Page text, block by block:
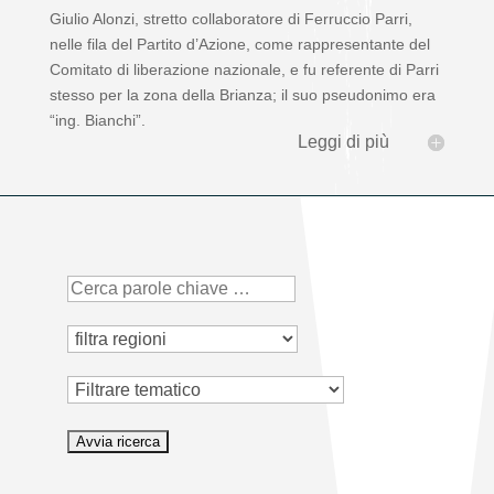
Giulio Alonzi, stretto collaboratore di Ferruccio Parri,
nelle fila del Partito d’Azione, come rappresentante del
Comitato di liberazione nazionale, e fu referente di Parri
stesso per la zona della Brianza; il suo pseudonimo era
“ing. Bianchi”.
Leggi di più
Tematico